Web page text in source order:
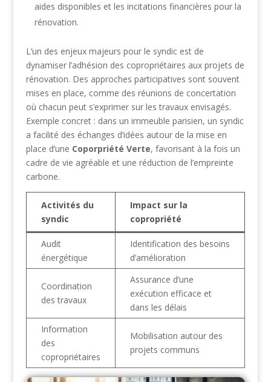
aides disponibles et les incitations financières pour la
rénovation.
L’un des enjeux majeurs pour le syndic est de
dynamiser l’adhésion des copropriétaires aux projets de
rénovation. Des approches participatives sont souvent
mises en place, comme des réunions de concertation
où chacun peut s’exprimer sur les travaux envisagés.
Exemple concret : dans un immeuble parisien, un syndic
a facilité des échanges d’idées autour de la mise en
place d’une Coporpriété Verte, favorisant à la fois un
cadre de vie agréable et une réduction de l’empreinte
carbone.
Activités du
syndic
Impact sur la
copropriété
Audit
énergétique
Identification des besoins
d’amélioration
Coordination
des travaux
Assurance d’une
exécution efficace et
dans les délais
Information
des
copropriétaires
Mobilisation autour des
projets communs